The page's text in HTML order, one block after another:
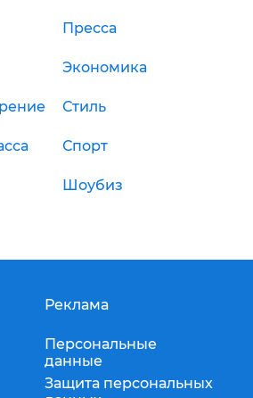
Пресса
Экономика
Стиль
Спорт
Шоубиз
Реклама
Персональные
данные
Защита персональных